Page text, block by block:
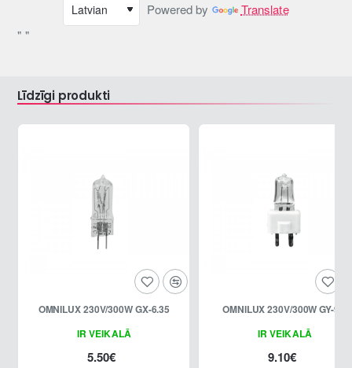
Powered by
Translate
" "
Līdzīgi produkti
IR VEIKALĀ
OMNILUX 230V/300W GX-6.35
5.50€
IR VEIKALĀ
OMNILUX 230V/300W GY-9.5
9.10€